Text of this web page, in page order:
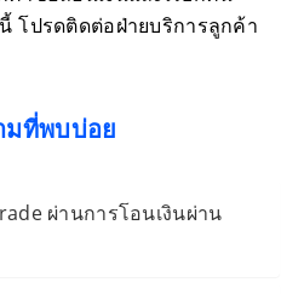
ปรดติดต่อฝ่ายบริการลูกค้า
มที่พบบ่อย
ผ่านการโอนเงินผ่าน